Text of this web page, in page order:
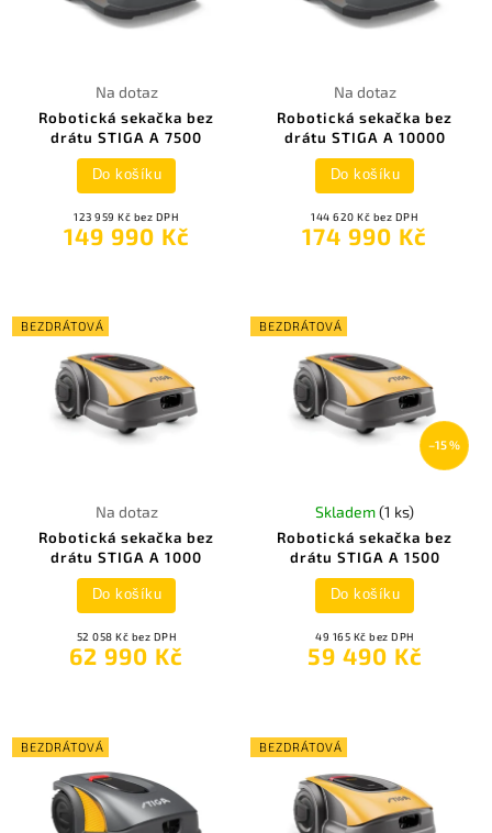
Robotická sekačka bez
drátu STIGA A 7500
Na dotaz
123 959 Kč bez DPH
149 990 Kč
Do košíku
Robotická sekačka bez
drátu STIGA A 10000
Na dotaz
144 620 Kč bez DPH
174 990 Kč
Do košíku
BEZDRÁTOVÁ
Robotická sekačka bez
drátu STIGA A 1000
Na dotaz
52 058 Kč bez DPH
62 990 Kč
Do košíku
BEZDRÁTOVÁ
–15 %
Robotická sekačka bez
drátu STIGA A 1500
Skladem(1 ks)
49 165 Kč bez DPH
59 490 Kč
Do košíku
BEZDRÁTOVÁ BEZDRÁTOVÁ